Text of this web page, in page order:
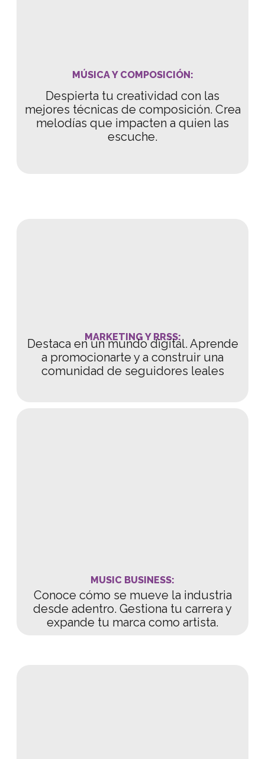
MÚSICA Y COMPOSICIÓN:
Despierta tu creatividad con las
mejores técnicas de composición. Crea
melodías que impacten a quien las
escuche.
MARKETING Y RRSS:
Destaca en un mundo digital. Aprende
a promocionarte y a construir una
comunidad de seguidores leales
MUSIC BUSINESS:
Conoce cómo se mueve la industria
desde adentro. Gestiona tu carrera y
expande tu marca como artista.